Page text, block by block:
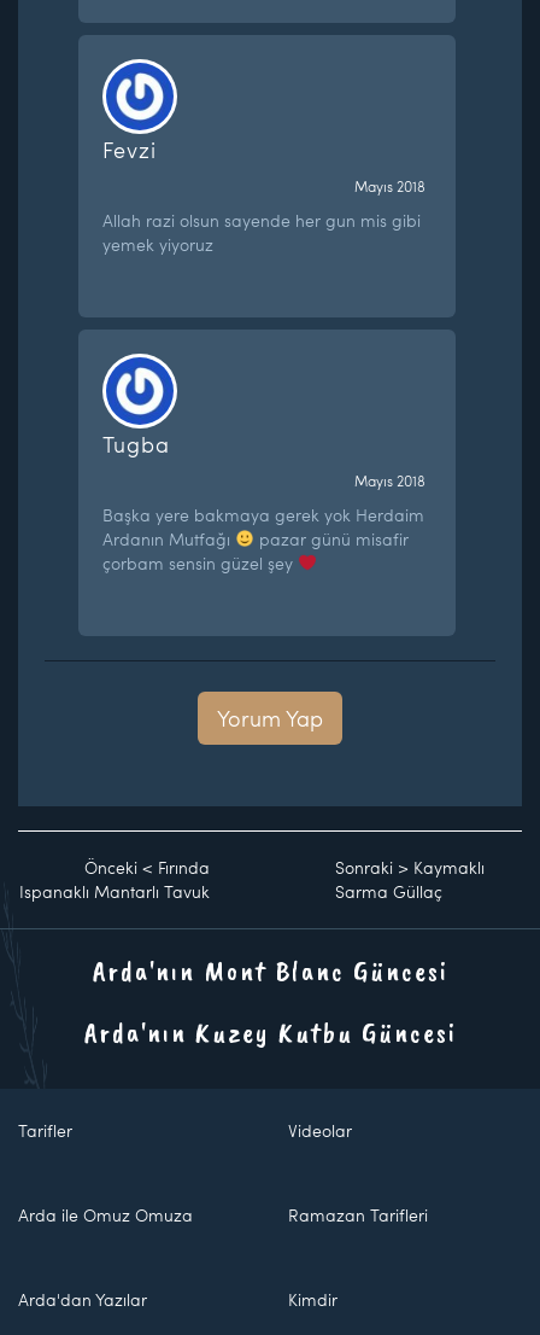
Fevzi
Mayıs 2018
Allah razi olsun sayende her gun mis gibi
yemek yiyoruz
Tugba
Mayıs 2018
Başka yere bakmaya gerek yok Herdaim
Ardanın Mutfağı
pazar günü misafir
çorbam sensin güzel şey
Yorum Yap
Önceki < Fırında
Ispanaklı Mantarlı Tavuk
Sonraki > Kaymaklı
Sarma Güllaç
Arda'nın Mont Blanc Güncesi
Arda'nın Kuzey Kutbu Güncesi
Tarifler Videolar
Arda ile Omuz Omuza Ramazan Tarifleri
Arda'dan Yazılar Kimdir